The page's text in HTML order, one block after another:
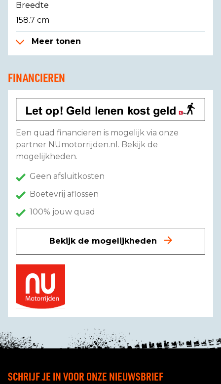
Breedte
158.7 cm
Meer tonen
FINANCIEREN
Een quad financieren is mogelijk via onze
partner NUmotorrijden.nl. Bekijk de
mogelijkheden.
Geen afsluitkosten
Boetevrij aflossen
100% jouw quad
Bekijk de mogelijkheden
SCHRIJF JE IN VOOR ONZE NIEUWSBRIEF